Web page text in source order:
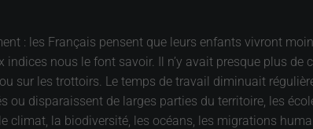
: les Français pensent que leurs enfants vivront
indices nous le font savoir. Il n’y avait presque plus
sur les trottoirs. Le temps de travail diminuait
ou disparaissent de larges parties du territoire, les
climat, la biodiversité, les océans, les migrations